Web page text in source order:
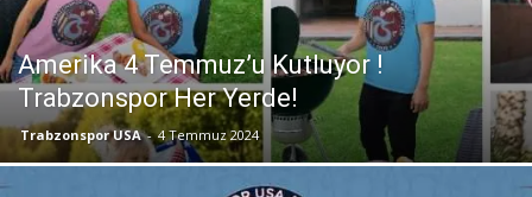
Amerika 4 Temmuz’u Kutluyor !
Trabzonspor Her Yerde!
Trabzonspor USA - 4 Temmuz 2024